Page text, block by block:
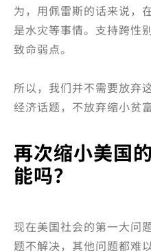
为，用佩雷斯的话来说，
是水灾等事情。支持跨性
致命弱点。
所以，我们并不需要放弃
经济话题，不放弃缩小贫
再次缩小美国
能吗？
现在美国社会的第一大问
题不解决，其他问题都难